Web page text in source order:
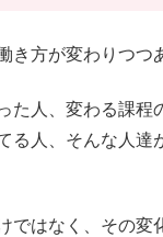
き方が変わりつつ
た人、変わる課程
る人、そんな人達
ではなく、その変